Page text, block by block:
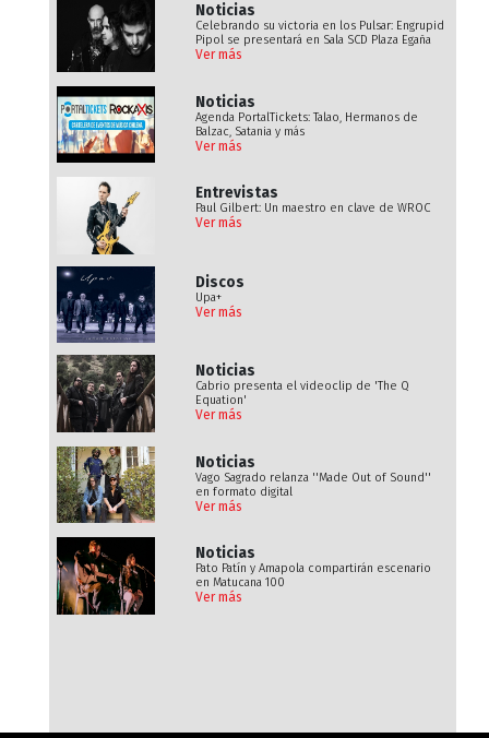
Noticias
Celebrando su victoria en los Pulsar: Engrupid
Pipol se presentará en Sala SCD Plaza Egaña
Ver más
Noticias
Agenda PortalTickets: Talao, Hermanos de
Balzac, Satania y más
Ver más
Entrevistas
Paul Gilbert: Un maestro en clave de WROC
Ver más
Discos
Upa+
Ver más
Noticias
Cabrio presenta el videoclip de 'The Q
Equation'
Ver más
Noticias
Vago Sagrado relanza ''Made Out of Sound''
en formato digital
Ver más
Noticias
Pato Patín y Amapola compartirán escenario
en Matucana 100
Ver más